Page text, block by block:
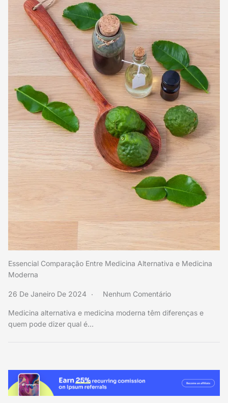
Essencial Comparação Entre Medicina Alternativa e Medicina
Moderna
26 De Janeiro De 2024 Nenhum Comentário
Medicina alternativa e medicina moderna têm diferenças e
quem pode dizer qual é…